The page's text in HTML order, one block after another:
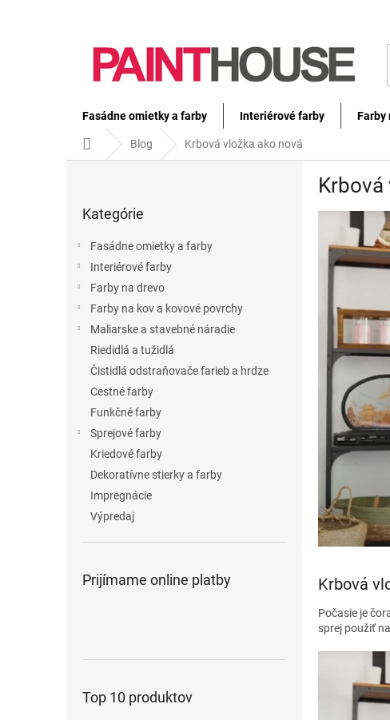
Fasádne omietky a farby Interiérové farby Farby
DomovBlog Krbová vložka ako nová
kategórie
Kategórie
Fasádne omietky a farby
Interiérové farby
Farby na drevo
Farby na kov a kovové povrchy
Maliarske a stavebné náradie
Riedidlá a tužidlá
Čistidlá odstraňovače farieb a hrdze
Cestné farby
Funkčné farby
Sprejové farby
Kriedové farby
Dekoratívne stierky a farby
Impregnácie
Výpredaj
Prijímame online platby
Top 10 produktov
Krbová
Krbová
Počasie je
sprej použiť